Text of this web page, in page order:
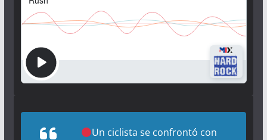
Un ciclista se confrontó con